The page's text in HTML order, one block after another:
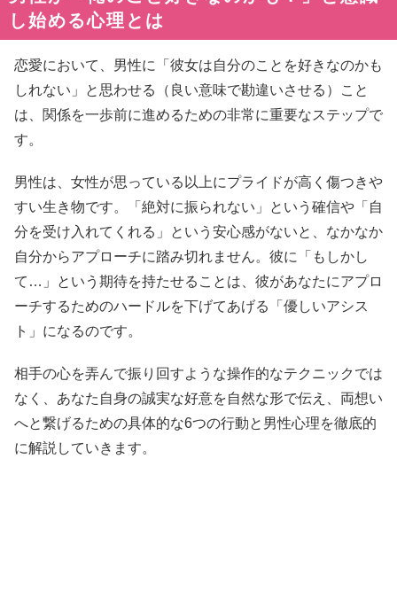
し始める心理とは
恋愛において、男性に「彼女は自分のことを好きなのかも
しれない」と思わせる（良い意味で勘違いさせる）こと
は、関係を一歩前に進めるための非常に重要なステップで
す。
男性は、女性が思っている以上にプライドが高く傷つきや
すい生き物です。「絶対に振られない」という確信や「自
分を受け入れてくれる」という安心感がないと、なかなか
自分からアプローチに踏み切れません。彼に「もしかし
て…」という期待を持たせることは、彼があなたにアプロ
ーチするためのハードルを下げてあげる「優しいアシス
ト」になるのです。
相手の心を弄んで振り回すような操作的なテクニックでは
なく、あなた自身の誠実な好意を自然な形で伝え、両想い
へと繋げるための具体的な6つの行動と男性心理を徹底的
に解説していきます。